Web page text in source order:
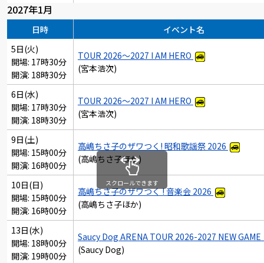
2027年1月
日時
イベント名
5日(火)
開場: 17時30分
開演: 18時30分
TOUR 2026～2027 I AM HERO
(宮本浩次)
6日(水)
開場: 17時30分
開演: 18時30分
TOUR 2026～2027 I AM HERO
(宮本浩次)
9日(土)
開場: 15時00分
開演: 16時00分
高嶋ちさ子のザワつく! 昭和歌謡祭 2026
(高嶋ちさ子ほか)
10日(日)
開場: 15時00分
開演: 16時00分
高嶋ちさ子のザワつく ! 音楽会 2026
(高嶋ちさ子ほか)
13日(水)
開場: 18時00分
開演: 19時00分
Saucy Dog ARENA TOUR 2026-2027 NEW
(Saucy Dog)
スクロールできます